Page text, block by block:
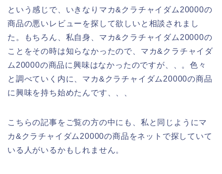
という感じで、いきなりマカ&クラチャイダム20000の
商品の悪いレビューを探して欲しいと相談されまし
た。もちろん、私自身、マカ&クラチャイダム20000の
ことをその時は知らなかったので、マカ&クラチャイダ
ム20000の商品に興味はなかったのですが、、。色々
と調べていく内に、マカ&クラチャイダム20000の商品
に興味を持ち始めたんです、、、
こちらの記事をご覧の方の中にも、私と同じようにマ
カ&クラチャイダム20000の商品をネットで探していて
いる人がいるかもしれません。